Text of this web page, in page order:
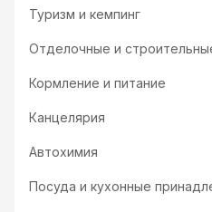
Туризм и кемпинг
Отделочные и
Кормление и питание
Канцелярия
Автохимия
Посуда и кухонные